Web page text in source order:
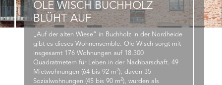
OLE WISCH BUCHHOLZ
BLÜHT AUF
„Auf der alten Wiese“ in Buchholz in der Nordheide
gibt es dieses Wohnensemble. Ole Wisch sorgt mit
insgesamt 176 Wohnungen auf 18.300
Quadratmetern für Leben in der Nachbarschaft. 49
Mietwohnungen (64 bis 92 m2), davon 35
Sozialwohnungen (45 bis 90 m2), wurden als